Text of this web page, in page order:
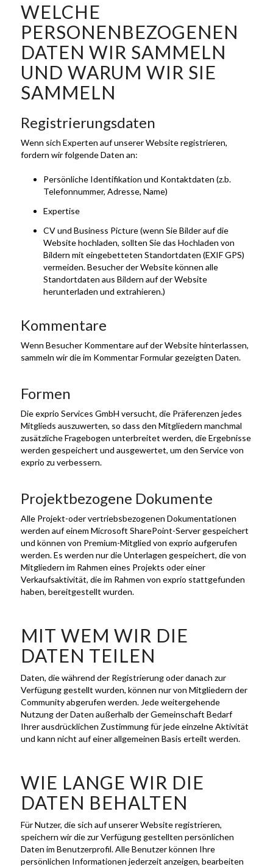
WELCHE
PERSONENBEZOGENEN
DATEN WIR SAMMELN
UND WARUM WIR SIE
SAMMELN
Registrierungsdaten
Wenn sich Experten auf unserer Website registrieren,
fordern wir folgende Daten an:
Persönliche Identifikation und Kontaktdaten (z.b.
Telefonnummer, Adresse, Name)
Expertise
CV und Business Picture (wenn Sie Bilder auf die
Website hochladen, sollten Sie das Hochladen von
Bildern mit eingebetteten Standortdaten (EXIF GPS)
vermeiden. Besucher der Website können alle
Standortdaten aus Bildern auf der Website
herunterladen und extrahieren.)
Kommentare
Wenn Besucher Kommentare auf der Website hinterlassen,
sammeln wir die im Kommentar Formular gezeigten Daten.
Formen
Die exprio Services GmbH versucht, die Präferenzen jedes
Mitglieds auszuwerten, so dass den Mitgliedern manchmal
zusätzliche Fragebogen unterbreitet werden, die Ergebnisse
werden gespeichert und ausgewertet, um den Service von
exprio zu verbessern.
Projektbezogene Dokumente
Alle Projekt-oder vertriebsbezogenen Dokumentationen
werden auf einem Microsoft SharePoint-Server gespeichert
und können von Premium-Mitglied von exprio aufgerufen
werden. Es werden nur die Unterlagen gespeichert, die von
Mitgliedern im Rahmen eines Projekts oder einer
Verkaufsaktivität, die im Rahmen von exprio stattgefunden
haben, bereitgestellt wurden.
MIT WEM WIR DIE
DATEN TEILEN
Daten, die während der Registrierung oder danach zur
Verfügung gestellt wurden, können nur von Mitgliedern der
Community abgerufen werden. Jede weitergehende
Nutzung der Daten außerhalb der Gemeinschaft Bedarf
Ihrer ausdrücklichen Zustimmung für jede einzelne Aktivität
und kann nicht auf einer allgemeinen Basis erteilt werden.
WIE LANGE WIR DIE
DATEN BEHALTEN
Für Nutzer, die sich auf unserer Website registrieren,
speichern wir die zur Verfügung gestellten persönlichen
Daten im Benutzerprofil. Alle Benutzer können Ihre
persönlichen Informationen jederzeit anzeigen, bearbeiten